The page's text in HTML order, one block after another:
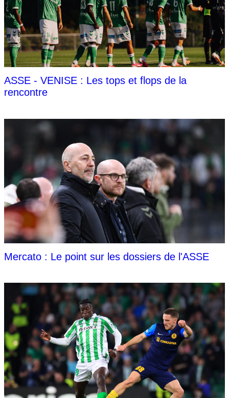
ASSE - VENISE : Les tops et flops de la
rencontre
Mercato : Le point sur les dossiers de l'ASSE